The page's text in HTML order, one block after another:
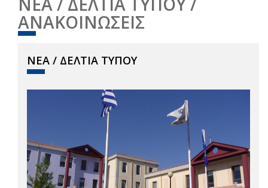
ΑΝΑΚΟΙΝΩΣΕΙΣ
ΝΕΑ / ΔΕΛΤΙΑ ΤΥΠΟΥ